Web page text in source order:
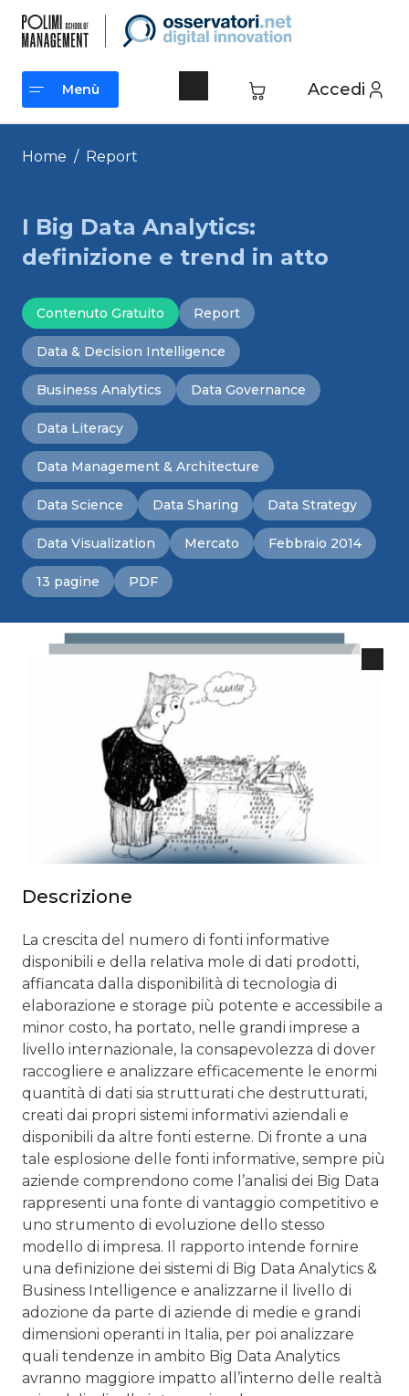
contenuto
Accedi
Menù
Menù
Home / Report
I Big Data Analytics:
definizione e trend in atto
Contenuto Gratuito Report
Data & Decision Intelligence
Business Analytics Data Governance
Data Literacy
Data Management & Architecture
Data Science Data Sharing Data Strategy
Data Visualization Mercato Febbraio 2014
13 pagine PDF
Descrizione
La crescita del numero di fonti informative
disponibili e della relativa mole di dati prodotti,
affiancata dalla disponibilità di tecnologia di
elaborazione e storage più potente e accessibile a
minor costo, ha portato, nelle grandi imprese a
livello internazionale, la consapevolezza di dover
raccogliere e analizzare efficacemente le enormi
quantità di dati sia strutturati che destrutturati,
creati dai propri sistemi informativi aziendali e
disponibili da altre fonti esterne. Di fronte a una
tale esplosione delle fonti informative, sempre più
aziende comprendono come l’analisi dei Big Data
rappresenti una fonte di vantaggio competitivo e
uno strumento di evoluzione dello stesso
modello di impresa. Il rapporto intende fornire
una definizione dei sistemi di Big Data Analytics &
Business Intelligence e analizzarne il livello di
adozione da parte di aziende di medie e grandi
dimensioni operanti in Italia, per poi analizzare
quali tendenze in ambito Big Data Analytics
avranno maggiore impatto all’interno delle realtà